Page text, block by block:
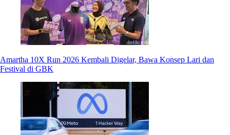
Amartha 10X Run 2026 Kembali Digelar, Bawa Konsep Lari dan
Festival di GBK